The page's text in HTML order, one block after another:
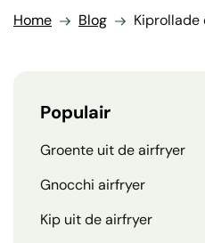
Home Blog Kiprollade
Populair
Groente uit de airfryer
Gnocchi airfryer
Kip uit de airfryer